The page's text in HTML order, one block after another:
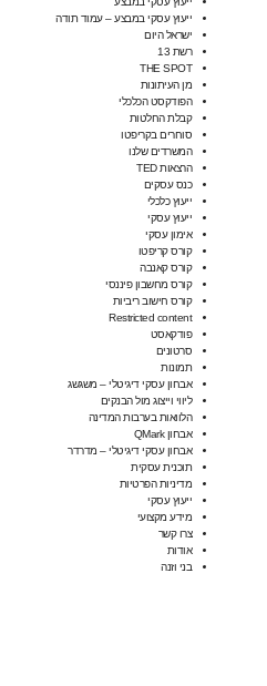
ייעוץ עסקי במבצע – עמוד תודה
ישראל היום
רשת 13
THE SPOT
מן העיתונות
הפודקסט הכלכלי
קבלת החלטות
סוחרים בקריפטו
המשרדים שלנו
הרצאות TED
כנס עסקים
ייעוץ כלכלי
ייעוץ עסקי
אימון עסקי
קורס קריפטו
קורס קאנבה
קורס מחשבון פיננסי
קורס חישוב ריביות
Restricted content
פודקאסט
סרטונים
תמונות
אבחון עסקי דיגיטלי – משגשג
ליווי וייצוג מול הבנקים
הלוואות בערבות המדינה
אבחון QMark
אבחון עסקי דיגיטלי – מדרדר
תוכנית עסקית
מדיניות הפרטיות
ייעוץ עסקי
מידע מקצועי
צרו קשר
אודות
בני וזנה